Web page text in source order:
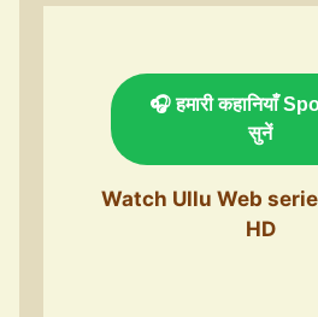
🎧 हमारी कहानियाँ
सुनें
Watch Ullu Web
HD